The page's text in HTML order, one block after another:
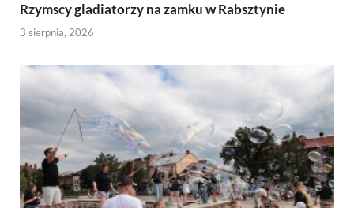
Rzymscy gladiatorzy na zamku w Rabsztynie
3 sierpnia, 2026